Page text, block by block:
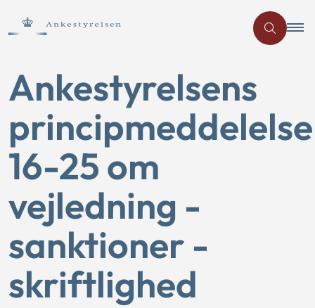
Ankestyrelsens
principmeddelelse
16-25 om
vejledning -
sanktioner -
skriftlighed